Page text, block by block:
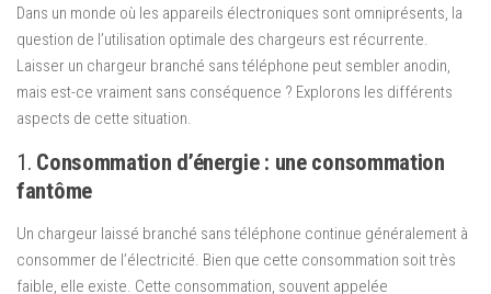
Dans un monde où les appareils électroniques sont omniprésents, la
question de l’utilisation optimale des chargeurs est récurrente.
Laisser un chargeur branché sans téléphone peut sembler anodin,
mais est-ce vraiment sans conséquence ? Explorons les différents
aspects de cette situation.
1. Consommation d’énergie : une consommation
fantôme
Un chargeur laissé branché sans téléphone continue généralement à
consommer de l’électricité. Bien que cette consommation soit très
faible, elle existe. Cette consommation, souvent appelée